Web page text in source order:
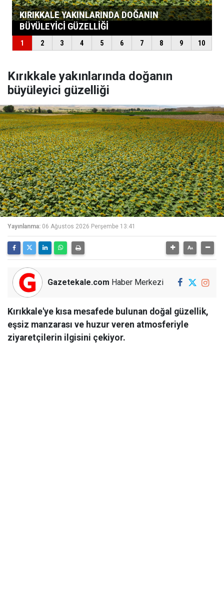
Kırıkkale yakınlarında doğanın
büyüleyici güzelliği
Yayınlanma: 06 Ağustos 2026 Perşembe 13:41
Gazetekale.com Haber Merkezi
Kırıkkale'ye kısa mesafede bulunan doğal güzellik,
eşsiz manzarası ve huzur veren atmosferiyle
ziyaretçilerin ilgisini çekiyor.